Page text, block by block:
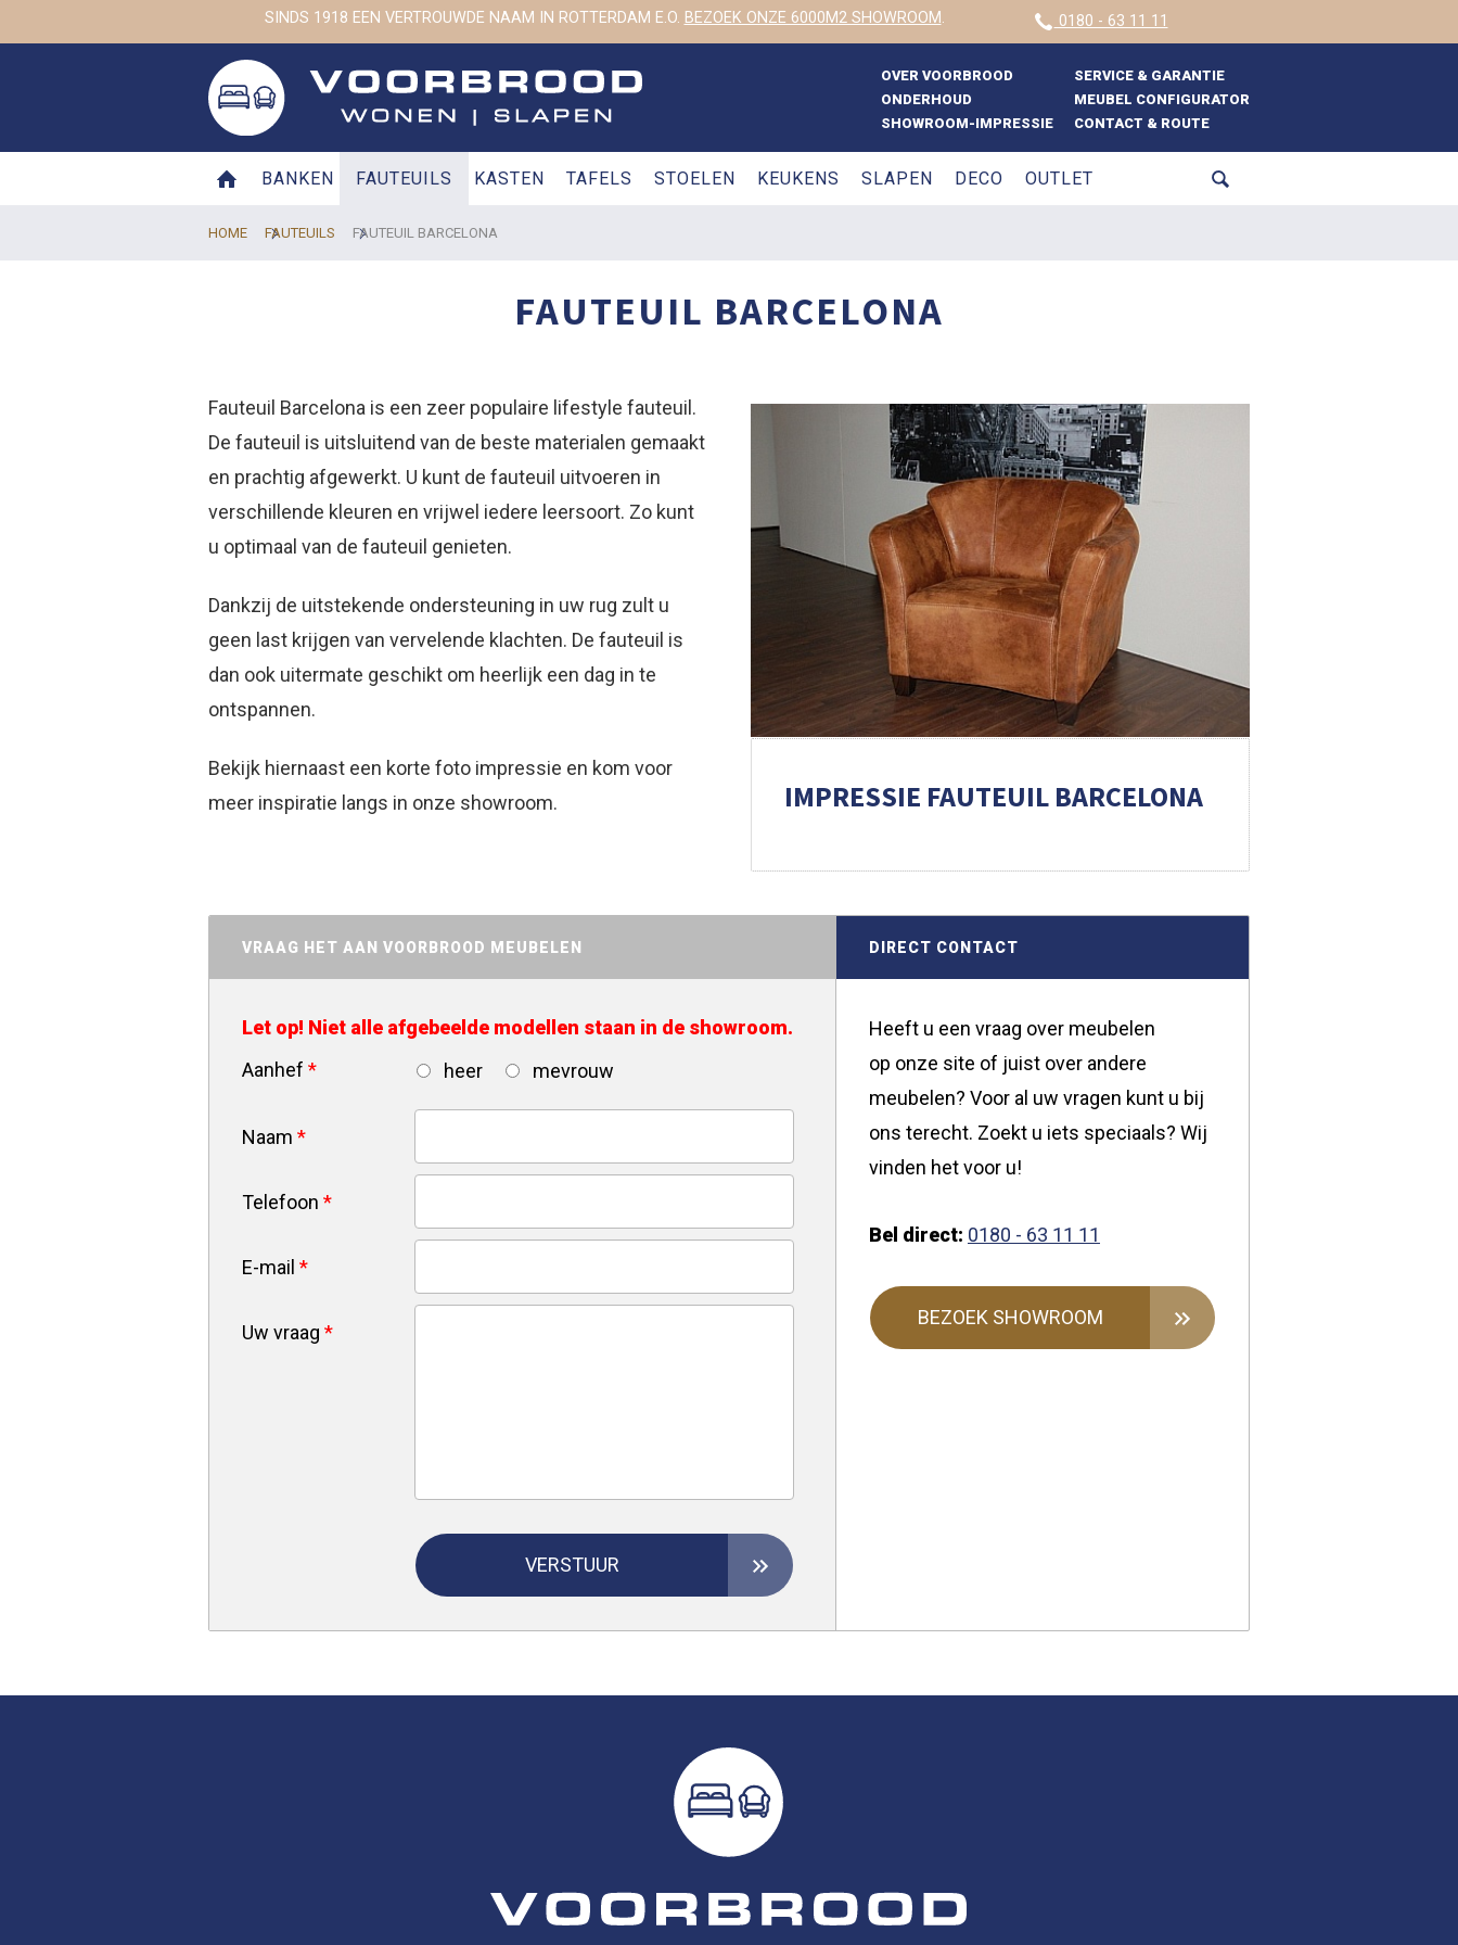
SINDS 1918 EEN VERTROUWDE NAAM IN ROTTERDAM E.O. BEZOEK ONZE 6000M2 SHOWROOM. 0180 - 63 11 11
OVER VOORBROOD
SERVICE & GARANTIE
ONDERHOUD
MEUBEL CONFIGURATOR
SHOWROOM-IMPRESSIE
CONTACT & ROUTE
BANKEN FAUTEUILS KASTEN TAFELS STOELEN KEUKENS SLAPEN DECO OUTLET
HOME FAUTEUILS FAUTEUIL BARCELONA
FAUTEUIL BARCELONA
Fauteuil Barcelona is een zeer populaire lifestyle fauteuil.
De fauteuil is uitsluitend van de beste materialen gemaakt
en prachtig afgewerkt. U kunt de fauteuil uitvoeren in
verschillende kleuren en vrijwel iedere leersoort. Zo kunt
u optimaal van de fauteuil genieten.
Dankzij de uitstekende ondersteuning in uw rug zult u
geen last krijgen van vervelende klachten. De fauteuil is
dan ook uitermate geschikt om heerlijk een dag in te
ontspannen.
Bekijk hiernaast een korte foto impressie en kom voor
meer inspiratie langs in onze showroom.
IMPRESSIE FAUTEUIL BARCELONA
VRAAG HET AAN VOORBROOD MEUBELEN
Let op! Niet alle afgebeelde modellen staan in de showroom.
Aanhef * heer mevrouw
Naam *
Telefoon *
E-mail *
Uw vraag *
VERSTUUR
DIRECT CONTACT
Heeft u een vraag over meubelen
op onze site of juist over andere
meubelen? Voor al uw vragen kunt u bij
ons terecht. Zoekt u iets speciaals? Wij
vinden het voor u!
Bel direct: 0180 - 63 11 11
BEZOEK SHOWROOM